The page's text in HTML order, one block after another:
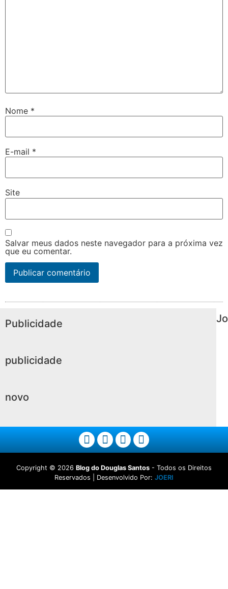
Nome *
E-mail *
Site
Salvar meus dados neste navegador para a próxima vez
que eu comentar.
Publicidade
publicidade
novo
Jo
Copyright © 2026 Blog do Douglas Santos - Todos os Direitos
Reservados | Desenvolvido Por: JOERI